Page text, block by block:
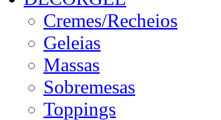
Cremes/Recheios
Geleias
Massas
Sobremesas
Toppings